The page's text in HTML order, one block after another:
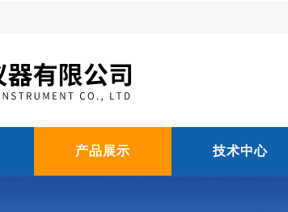
产品展示 技术中心